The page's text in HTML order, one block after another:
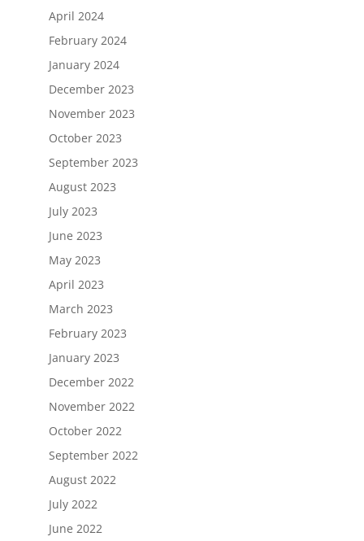
April 2024
February 2024
January 2024
December 2023
November 2023
October 2023
September 2023
August 2023
July 2023
June 2023
May 2023
April 2023
March 2023
February 2023
January 2023
December 2022
November 2022
October 2022
September 2022
August 2022
July 2022
June 2022